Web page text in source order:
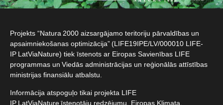
Projekts “Natura 2000 aizsargājamo teritoriju pārvaldības un
apsaimniekošanas optimizācija” (LIFE19IPE/LV/000010 LIFE-
IP LatViaNature) tiek īstenots ar Eiropas Savienības LIFE
programmas un Viedās administrācijas un reģionālās attīstības
ministrijas finansiālu atbalstu.​
Informācija atspoguļo tikai projekta LIFE
IP LatViaNature īstenotāju redzējumu, Eiropas Klimata,